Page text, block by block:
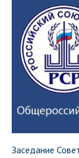
Заседание